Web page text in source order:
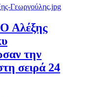
Ο Αλέξης
την
σειρά 24